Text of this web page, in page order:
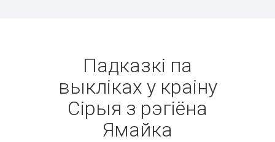
Падказкі па
выкліках у краіну
Сірыя з рэгіёна
Ямайка